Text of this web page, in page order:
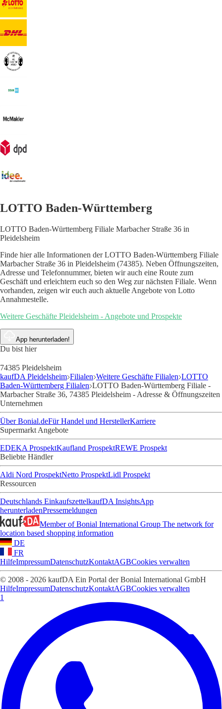
LOTTO Baden-Württemberg
LOTTO Baden-Württemberg Filiale Marbacher Straße 36 in
Pleidelsheim
Finde hier alle Informationen der LOTTO Baden-Württemberg Filiale
Marbacher Straße 36 in Pleidelsheim (74385). Neben Öffnungszeiten,
Adresse und Telefonnummer, bieten wir auch eine Route zum
Geschäft und erleichtern euch so den Weg zur nächsten Filiale. Wenn
vorhanden, zeigen wir euch auch aktuelle Angebote von Lotto
Annahmestelle.
Weitere Geschäfte Pleidelsheim - Angebote und Prospekte
App herunterladen!
Du bist hier
74385 Pleidelsheim
kaufDA Pleidelsheim Filialen Weitere Geschäfte Filialen LOTTO
Baden-Württemberg Filialen LOTTO Baden-Württemberg Filiale -
Marbacher Straße 36, 74385 Pleidelsheim - Adresse & Öffnungszeiten
Unternehmen
Über Bonial.deFür Handel und HerstellerKarriere
Supermarkt Angebote
EDEKA ProspektKaufland ProspektREWE Prospekt
Beliebte Händler
Aldi Nord ProspektNetto ProspektLidl Prospekt
Ressourcen
Deutschlands EinkaufszettelkaufDA InsightsApp
herunterladenPressemeldungen
Member of Bonial International Group The network for
location based shopping information
DE
FR
HilfeImpressumDatenschutzKontaktAGBCookies verwalten
© 2008 - 2026 kaufDA Ein Portal der Bonial International GmbH
HilfeImpressumDatenschutzKontaktAGBCookies verwalten
1